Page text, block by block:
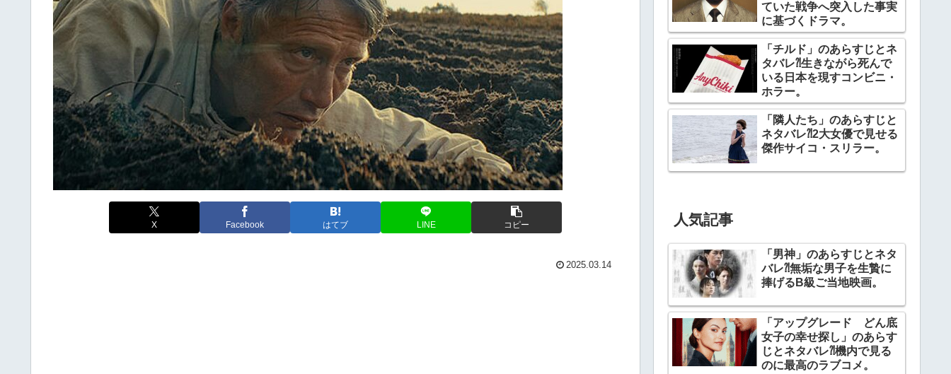
X Facebook はてブ LINE コピー
2025.03.14
ていた戦争へ突入した事実
に基づくドラマ。
「チルド」のあらすじとネ
タバレ⁈生きながら死んで
いる日本を現すコンビニ・
ホラー。
「隣人たち」のあらすじと
ネタバレ⁈2大女優で見せる
傑作サイコ・スリラー。
人気記事
「男神」のあらすじとネタ
バレ⁈無垢な男子を生贄に
捧げるB級ご当地映画。
「アップグレード どん底
女子の幸せ探し」のあらす
じとネタバレ⁈機内で見る
のに最高のラブコメ。